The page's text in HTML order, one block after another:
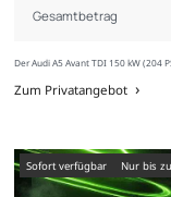
Gesamtbetrag
Der Audi A5 Avant TDI 150 kW (204
Zum Privatangebot
sofort verfügbar nur bis